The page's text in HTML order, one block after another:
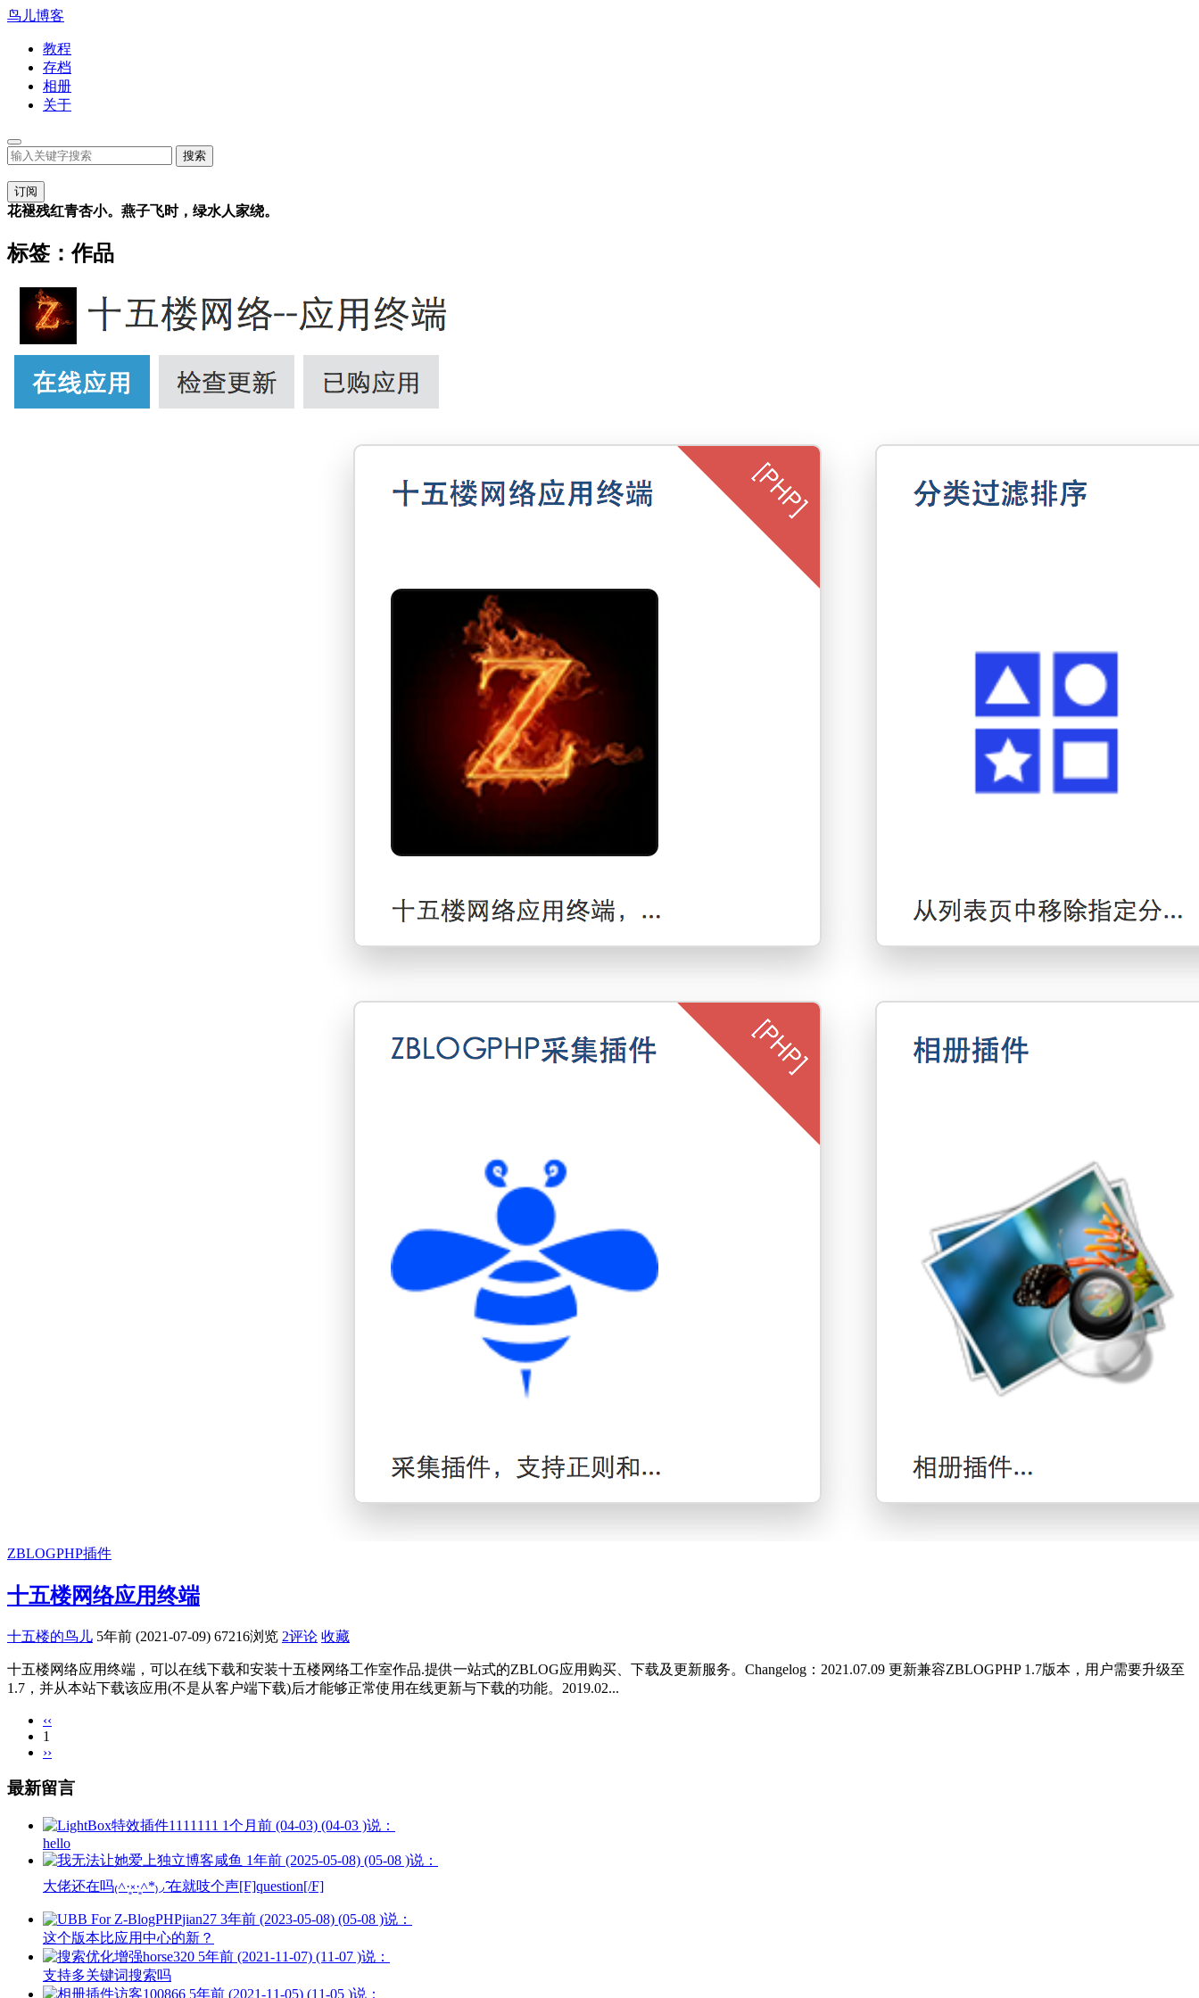
鸟儿博客
教程
存档
相册
关于
订阅
花褪残红青杏小。燕子飞时，绿水人家绕。
标签：作品
ZBLOGPHP插件
十五楼网络应用终端
十五楼的鸟儿 5年前 (2021-07-09) 67216浏览 2评论 收藏
十五楼网络应用终端，可以在线下载和安装十五楼网络工作室作品.提供一站式的ZBLOG应用购买、下载及更新服务。Changelog：2021.07.09 更新兼容ZBLOGPHP 1.7版本，用户需要升级至
1.7，并从本站下载该应用(不是从客户端下载)后才能够正常使用在线更新与下载的功能。2019.02...
‹‹
1
››
最新留言
1111111 1个月前 (04-03) (04-03 )说：
hello
咸鱼 1年前 (2025-05-08) (05-08 )说：
大佬还在吗₍˄·͈༝·͈˄*₎◞ ̑̑在就吱个声[F]question[/F]
jian27 3年前 (2023-05-08) (05-08 )说：
这个版本比应用中心的新？
horse320 5年前 (2021-11-07) (11-07 )说：
支持多关键词搜索吗
访客100866 5年前 (2021-11-05) (11-05 )说：